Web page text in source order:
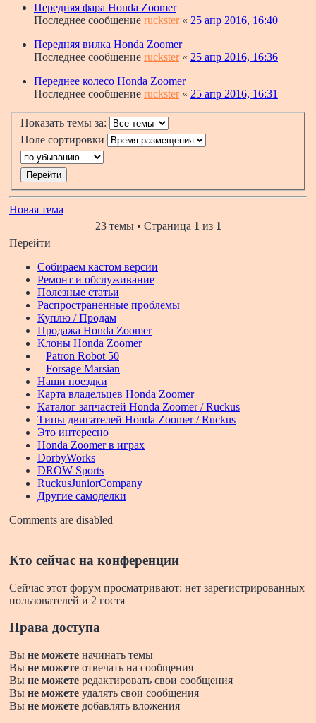
Передняя фара Honda Zoomer
Последнее сообщение ruckster« 25 апр 2016, 16:40
Передняя вилка Honda Zoomer
Последнее сообщение ruckster« 25 апр 2016, 16:36
Переднее колесо Honda Zoomer
Последнее сообщение ruckster« 25 апр 2016, 16:31
Показать темы за:
Поле сортировки
Новая тема
23 темы • Страница 1 из 1
Перейти
Собираем кастом версии
Ремонт и обслуживание
Полезные статьи
Распространенные проблемы
Куплю / Продам
Продажа Honda Zoomer
Клоны Honda Zoomer
Patron Robot 50
Forsage Marsian
Наши поездки
Карта владельцев Honda Zoomer
Каталог запчастей Honda Zoomer / Ruckus
Типы двигателей Honda Zoomer / Ruckus
Это интересно
Honda Zoomer в играх
DorbyWorks
DROW Sports
RuckusJuniorCompany
Другие самоделки
Comments are disabled
Кто сейчас на конференции
Сейчас этот форум просматривают: нет зарегистрированных
пользователей и 2 гостя
Права доступа
Вы не можете начинать темы
Вы не можете отвечать на сообщения
Вы не можете редактировать свои сообщения
Вы не можете удалять свои сообщения
Вы не можете добавлять вложения